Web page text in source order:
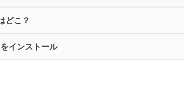
どこ？
インストール